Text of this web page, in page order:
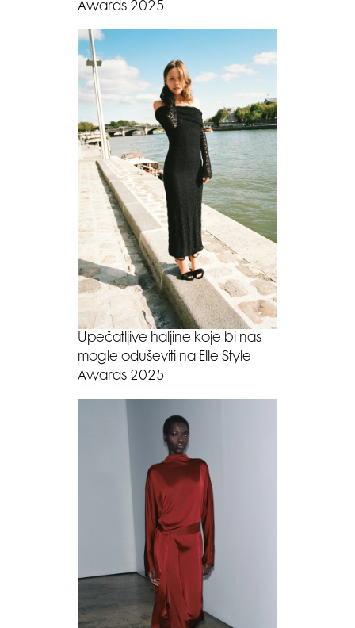
Awards 2025
Upečatljive haljine koje bi nas
mogle oduševiti na Elle Style
Awards 2025